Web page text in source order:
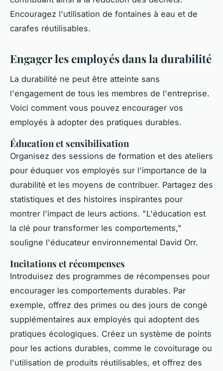
Encouragez l'utilisation de fontaines à eau et de
carafes réutilisables.
Engager les employés dans la durabilité
La durabilité ne peut être atteinte sans
l'engagement de tous les membres de l'entreprise.
Voici comment vous pouvez encourager vos
employés à adopter des pratiques durables.
Éducation et sensibilisation
Organisez des sessions de formation et des ateliers
pour éduquer vos employés sur l'importance de la
durabilité et les moyens de contribuer. Partagez des
statistiques et des histoires inspirantes pour
montrer l'impact de leurs actions. "L'éducation est
la clé pour transformer les comportements,"
souligne l'éducateur environnemental David Orr.
Incitations et récompenses
Introduisez des programmes de récompenses pour
encourager les comportements durables. Par
exemple, offrez des primes ou des jours de congé
supplémentaires aux employés qui adoptent des
pratiques écologiques. Créez un système de points
pour les actions durables, comme le covoiturage ou
l'utilisation de produits réutilisables, et offrez des